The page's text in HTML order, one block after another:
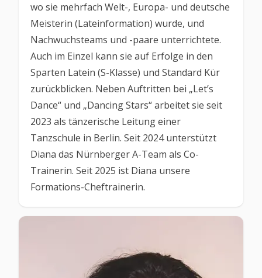
wo sie mehrfach Welt-, Europa- und deutsche
Meisterin (Lateinformation) wurde, und
Nachwuchsteams und -paare unterrichtete.
Auch im Einzel kann sie auf Erfolge in den
Sparten Latein (S-Klasse) und Standard Kür
zurückblicken. Neben Auftritten bei „Let’s
Dance“ und „Dancing Stars“ arbeitet sie seit
2023 als tänzerische Leitung einer
Tanzschule in Berlin. Seit 2024 unterstützt
Diana das Nürnberger A-Team als Co-
Trainerin. Seit 2025 ist Diana unsere
Formations-Cheftrainerin.